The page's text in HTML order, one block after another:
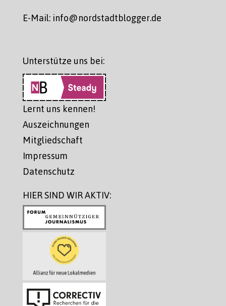
E-Mail: info@nordstadtblogger.de
Unterstütze uns bei:
Lernt uns kennen!
Auszeichnungen
Mitgliedschaft
Impressum
Datenschutz
HIER SIND WIR AKTIV: